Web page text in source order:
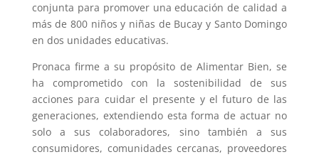
conjunta para promover una educación de calidad a
más de 800 niños y niñas de Bucay y Santo Domingo
en dos unidades educativas.
Pronaca firme a su propósito de Alimentar Bien, se
ha comprometido con la sostenibilidad de sus
acciones para cuidar el presente y el futuro de las
generaciones, extendiendo esta forma de actuar no
solo a sus colaboradores, sino también a sus
consumidores, comunidades cercanas, proveedores